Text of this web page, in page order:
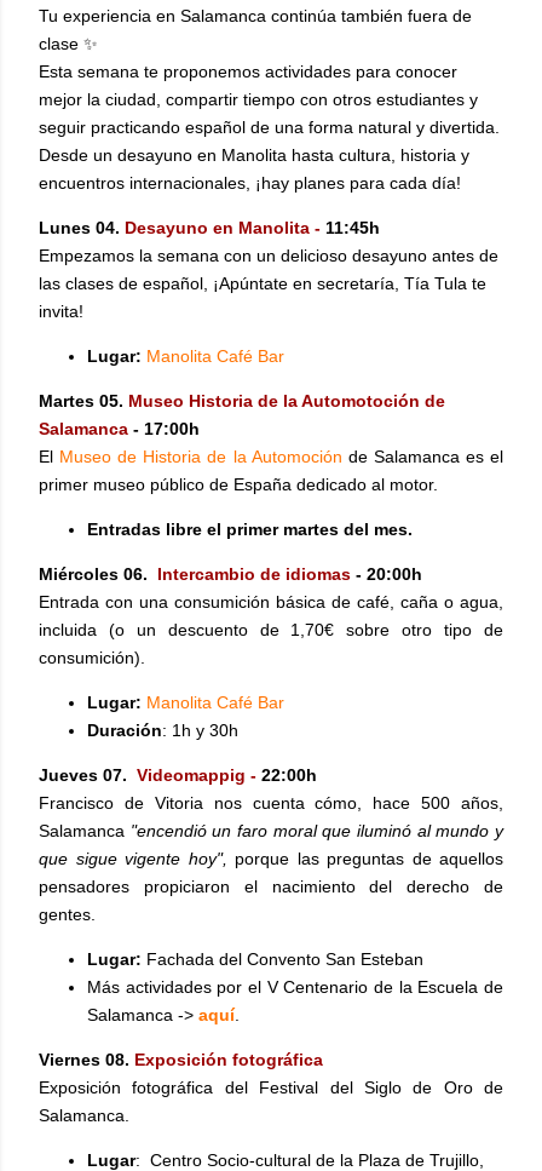
Tu experiencia en Salamanca continúa también fuera de
clase ✨
Esta semana te proponemos actividades para conocer
mejor la ciudad, compartir tiempo con otros estudiantes y
seguir practicando español de una forma natural y divertida.
Desde un desayuno en Manolita hasta cultura, historia y
encuentros internacionales, ¡hay planes para cada día!
Lunes 04. Desayuno en Manolita - 11:45h
Empezamos la semana con un delicioso desayuno antes de
las clases de español, ¡Apúntate en secretaría, Tía Tula te
invita!
Lugar: Manolita Café Bar
Martes 05. Museo Historia de la Automotoción de
Salamanca - 17:00h
El Museo de Historia de la Automoción de Salamanca es el
primer museo público de España dedicado al motor.
Entradas libre el primer martes del mes.
Miércoles 06. Intercambio de idiomas - 20:00h
Entrada con una consumición básica de café, caña o agua,
incluida (o un descuento de 1,70€ sobre otro tipo de
consumición).
Lugar: Manolita Café Bar
Duración: 1h y 30h
Jueves 07. Videomappig - 22:00h
Francisco de Vitoria nos cuenta cómo, hace 500 años,
Salamanca "encendió un faro moral que iluminó al mundo y
que sigue vigente hoy",
porque las preguntas de aquellos
pensadores propiciaron el nacimiento del derecho de
gentes.
Lugar: Fachada del Convento San Esteban
Más actividades por el V Centenario de la Escuela de
Salamanca -> aquí.
Viernes 08. Exposición fotográfica
Exposición fotográfica del Festival del Siglo de Oro de
Salamanca.
Lugar: Centro Socio-cultural de la Plaza de Trujillo,